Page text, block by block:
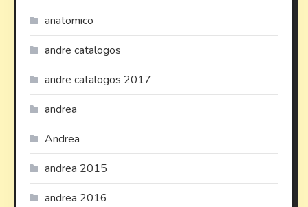
anatomico
andre catalogos
andre catalogos 2017
andrea
Andrea
andrea 2015
andrea 2016